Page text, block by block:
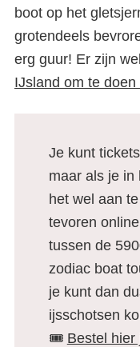
boot op het
grotendeels
erg guur! Er zijn
IJsland om te
Je kunt
maar als je in
het wel aan
tevoren
tussen de
zodiac boat
je kunt dan
ijsschotsen
🎟️ Bestel hier